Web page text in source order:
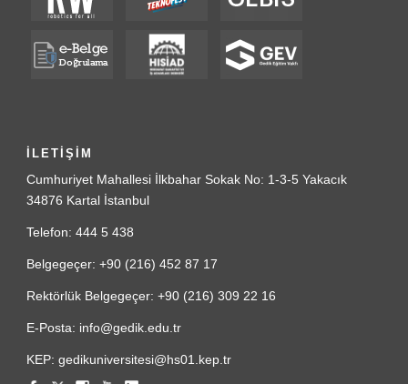
İLETİŞİM
Cumhuriyet Mahallesi İlkbahar Sokak No: 1-3-5 Yakacık
34876 Kartal İstanbul
Telefon: 444 5 438
Belgegeçer: +90 (216) 452 87 17
Rektörlük Belgegeçer: +90 (216) 309 22 16
E-Posta: info@gedik.edu.tr
KEP: gedikuniversitesi@hs01.kep.tr